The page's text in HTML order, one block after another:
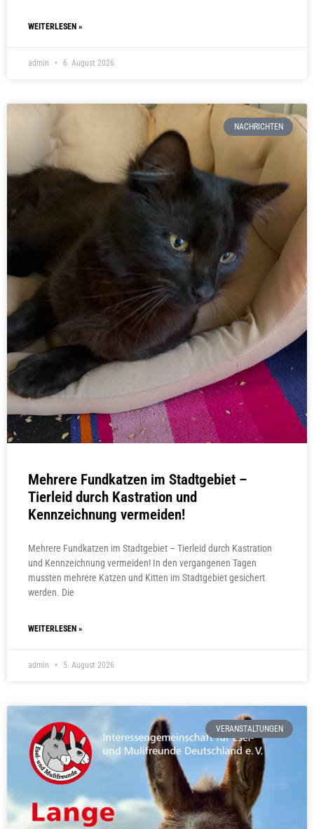
WEITERLESEN »
admin 6. August 2026
NACHRICHTEN
Mehrere Fundkatzen im Stadtgebiet –
Tierleid durch Kastration und
Kennzeichnung vermeiden!
Mehrere Fundkatzen im Stadtgebiet – Tierleid durch Kastration
und Kennzeichnung vermeiden! In den vergangenen Tagen
mussten mehrere Katzen und Kitten im Stadtgebiet gesichert
werden. Die
WEITERLESEN »
admin 5. August 2026
VERANSTALTUNGEN